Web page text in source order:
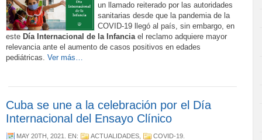
un llamado reiterado por las autoridades
sanitarias desde que la pandemia de la
COVID-19 llegó al país, sin embargo, en
este Día Internacional de la Infanciael reclamo adquiere mayor
relevancia ante el aumento de casos positivos en edades
pediátricas. Ver más…
Cuba se une a la celebración por el Día
Internacional del Ensayo Clínico
MAY 20TH, 2021 . EN: ACTUALIDADES COVID-19